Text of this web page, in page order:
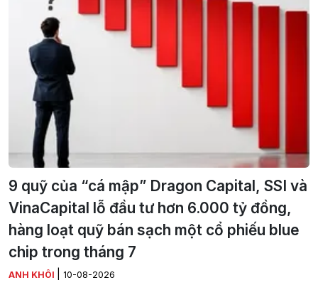
9 quỹ của “cá mập” Dragon Capital, SSI và
VinaCapital lỗ đầu tư hơn 6.000 tỷ đồng,
hàng loạt quỹ bán sạch một cổ phiếu blue
chip trong tháng 7
ANH KHÔI 10-08-2026